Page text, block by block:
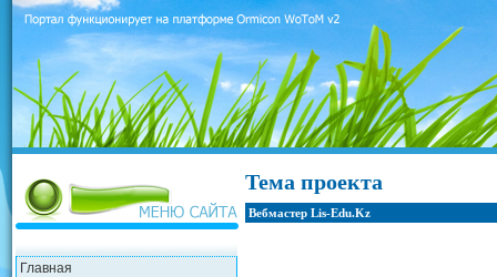
Главная
Тема проекта
Вебмастер Lis-Edu.Kz